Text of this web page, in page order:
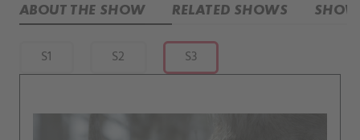
ABOUT THE SHOW RELATED SHOWS
S1 S2 S3